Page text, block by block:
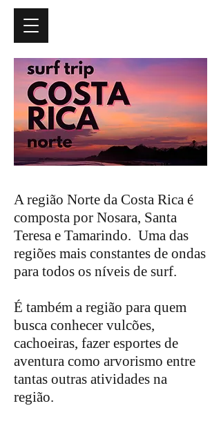
A região Norte da Costa Rica é
composta por Nosara, Santa
Teresa e Tamarindo. Uma das
regiões mais constantes de ondas
para todos os níveis de surf.
É também a região para quem
busca conhecer vulcões,
cachoeiras, fazer esportes de
aventura como arvorismo entre
tantas outras atividades na
região.